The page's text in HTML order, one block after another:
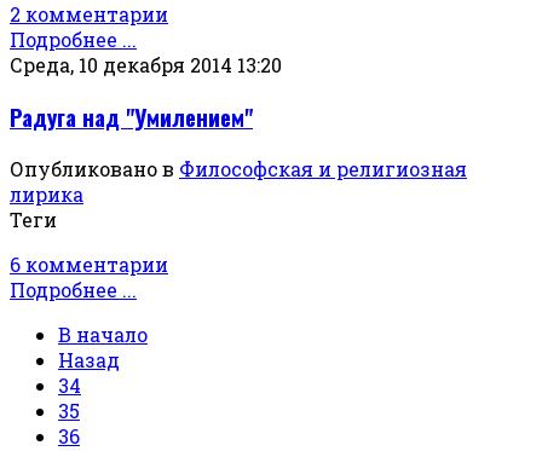
2 комментарии
Подробнее ...
Среда, 10 декабря 2014 13:20
Радуга над "Умилением"
Опубликовано в Философская и религиозная
лирика
Теги
6 комментарии
Подробнее ...
В начало
Назад
34
35
36